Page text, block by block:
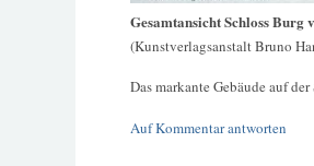
Gesamtansicht Schloss Burg
(Kunstverlagsanstalt Bruno
Das markante Gebäude auf
Auf Kommentar antworten